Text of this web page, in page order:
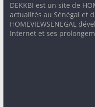
DEKKBI est un site de
actualités au Sénégal et
HOMEVIEWSENEGAL
Internet et ses